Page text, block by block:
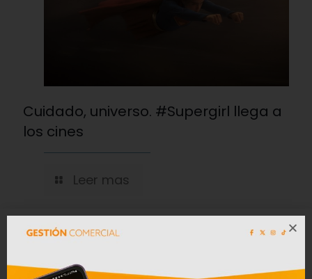
Cuidado, universo. #Supergirl llega a
los cines
Leer mas